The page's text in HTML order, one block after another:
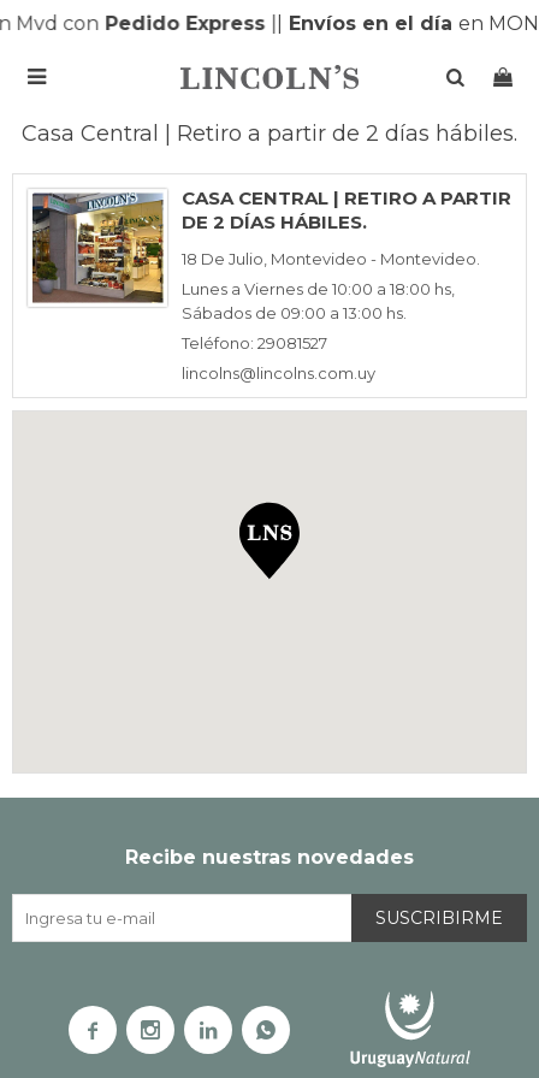
Mvd conPedido Express Envíos en el día en

Casa Central | Retiro a partir de 2 días hábiles.
CASA CENTRAL | RETIRO A PARTIR
DE 2 DÍAS HÁBILES.
18 De Julio, Montevideo - Montevideo.
Lunes a Viernes de 10:00 a 18:00 hs,
Sábados de 09:00 a 13:00 hs.
Teléfono: 29081527
lincolns@lincolns.com.uy
Recibe nuestras novedades
SUSCRIBIRME
   